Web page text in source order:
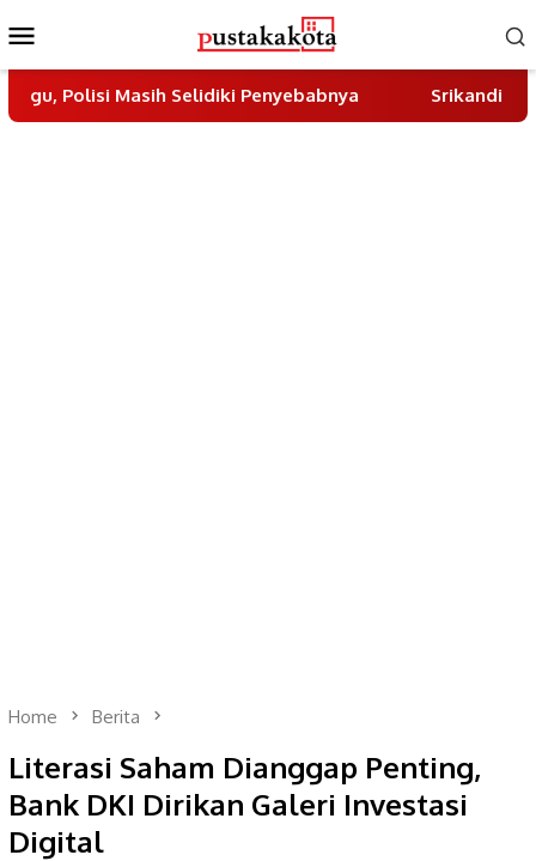
to
contentMenu
Selidiki Penyebabnya Srikandi Pokdar
Home Berita
Literasi Saham Dianggap Penting,
Bank DKI Dirikan Galeri Investasi
Digital